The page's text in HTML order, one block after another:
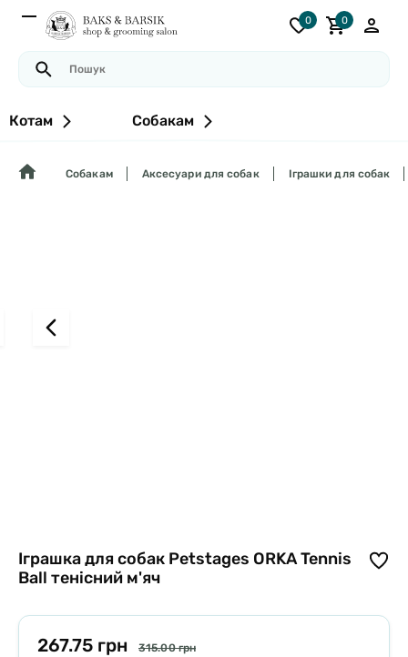
0 0
Котам Собакам
Собакам Аксесуари для собак Іграшки для собак
Іграшка для собак Petstages ORKA Tennis
Ball тенісний м'яч
267.75 грн
315.00 грн